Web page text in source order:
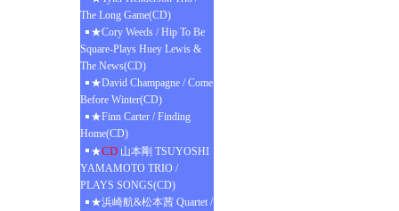
The Long Game(CD)
★Cory Weeds / Hip To Be
Square-Plays Huey Lewis &
The News(CD)
★David Champagne / Come
Before Winter(CD)
★Finn Carter / Finding
Home(CD)
★CD 山本剛 TSUYOSHI
YAMAMOTO TRIO /
PLAYS SONGS(CD)
★浜崎航&松本茜 Quartet /